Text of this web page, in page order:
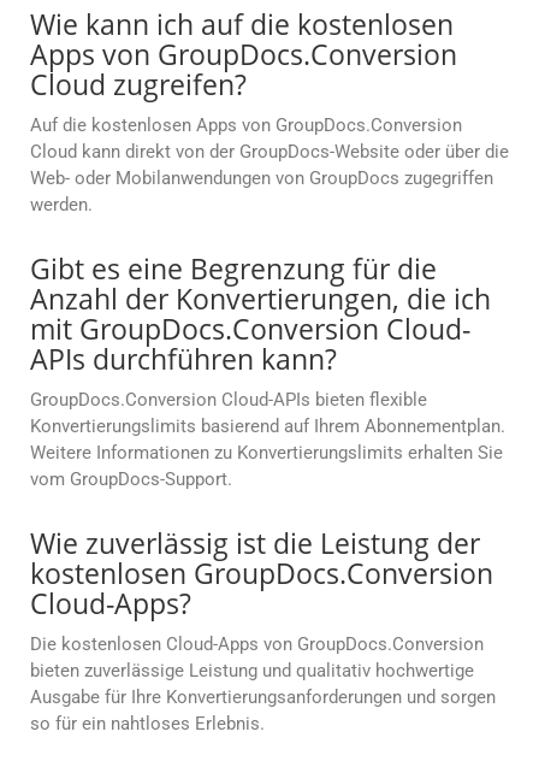
Wie kann ich auf die kostenlosen
Apps von GroupDocs.Conversion
Cloud zugreifen?
Auf die kostenlosen Apps von GroupDocs.Conversion
Cloud kann direkt von der GroupDocs-Website oder über die
Web- oder Mobilanwendungen von GroupDocs zugegriffen
werden.
Gibt es eine Begrenzung für die
Anzahl der Konvertierungen, die ich
mit GroupDocs.Conversion Cloud-
APIs durchführen kann?
GroupDocs.Conversion Cloud-APIs bieten flexible
Konvertierungslimits basierend auf Ihrem Abonnementplan.
Weitere Informationen zu Konvertierungslimits erhalten Sie
vom GroupDocs-Support.
Wie zuverlässig ist die Leistung der
kostenlosen GroupDocs.Conversion
Cloud-Apps?
Die kostenlosen Cloud-Apps von GroupDocs.Conversion
bieten zuverlässige Leistung und qualitativ hochwertige
Ausgabe für Ihre Konvertierungsanforderungen und sorgen
so für ein nahtloses Erlebnis.